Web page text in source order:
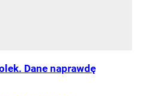
Dane naprawdę